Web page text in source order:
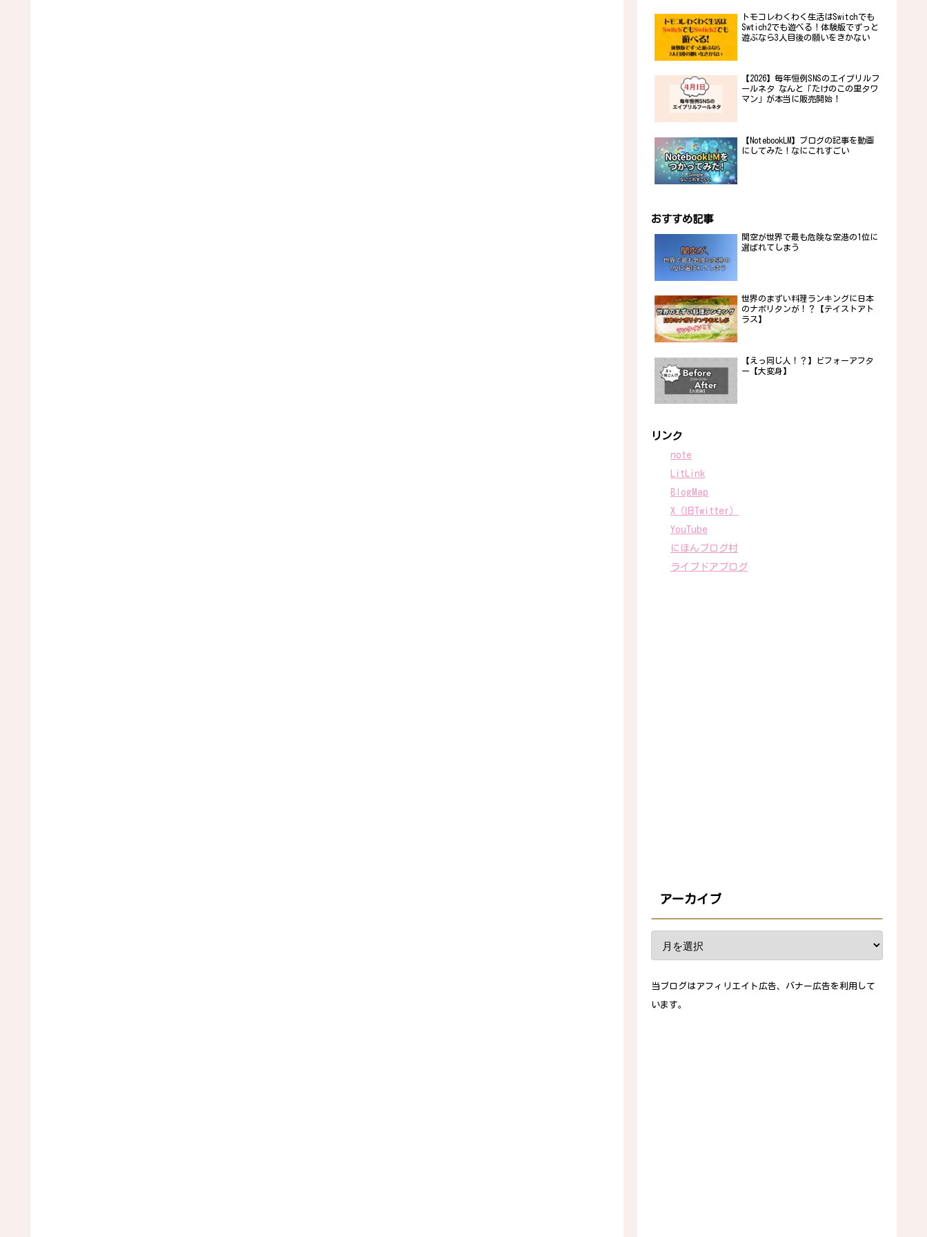
トモコレわくわく生活はSwitchでも
Swtich2でも遊べる！体験版でずっと
遊ぶなら3人目後の願いをきかない
【2026】毎年恒例SNSのエイプリルフ
ールネタ なんと「たけのこの里タワ
マン」が本当に販売開始！
【NotebookLM】ブログの記事を動画
にしてみた！なにこれすごい
おすすめ記事
関空が世界で最も危険な空港の1位に
選ばれてしまう
世界のまずい料理ランキングに日本
のナポリタンが！？【テイストアト
ラス】
【えっ同じ人！？】ビフォーアフタ
ー【大変身】
リンク
note
LitLink
BlogMap
X（旧Twitter）
YouTube
にほんブログ村
ライブドアブログ
アーカイブ
当ブログはアフィリエイト広告、バナー広告を利用して
います。